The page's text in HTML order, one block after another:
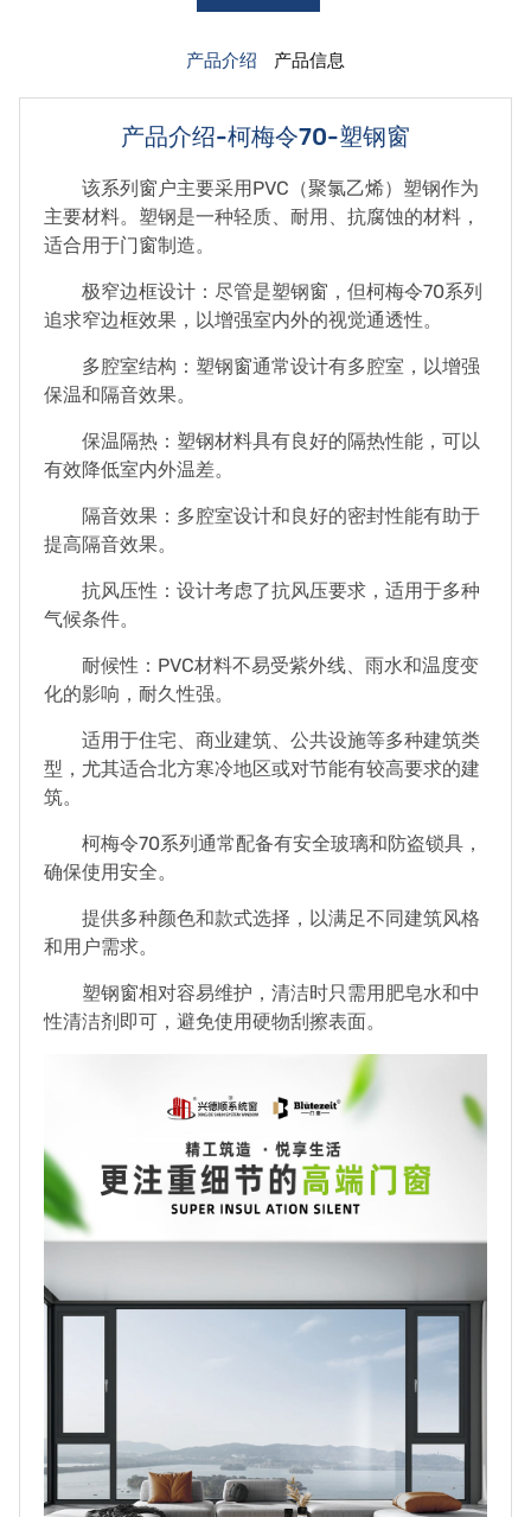
产品介绍 产品信息
产品介绍-柯梅令70-塑钢窗
该系列窗户主要采用PVC（聚氯乙烯）塑钢作为
主要材料。塑钢是一种轻质、耐用、抗腐蚀的材料，
适合用于门窗制造。
极窄边框设计：尽管是塑钢窗，但柯梅令70系列
追求窄边框效果，以增强室内外的视觉通透性。
多腔室结构：塑钢窗通常设计有多腔室，以增强
保温和隔音效果。
保温隔热：塑钢材料具有良好的隔热性能，可以
有效降低室内外温差。
隔音效果：多腔室设计和良好的密封性能有助于
提高隔音效果。
抗风压性：设计考虑了抗风压要求，适用于多种
气候条件。
耐候性：PVC材料不易受紫外线、雨水和温度变
化的影响，耐久性强。
适用于住宅、商业建筑、公共设施等多种建筑类
型，尤其适合北方寒冷地区或对节能有较高要求的建
筑。
柯梅令70系列通常配备有安全玻璃和防盗锁具，
确保使用安全。
提供多种颜色和款式选择，以满足不同建筑风格
和用户需求。
塑钢窗相对容易维护，清洁时只需用肥皂水和中
性清洁剂即可，避免使用硬物刮擦表面。